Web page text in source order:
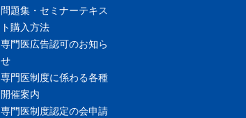
問題集・セミナーテキス
ト購入方法
専門医広告認可のお知ら
せ
専門医制度に係わる各種
開催案内
専門医制度認定の会申請